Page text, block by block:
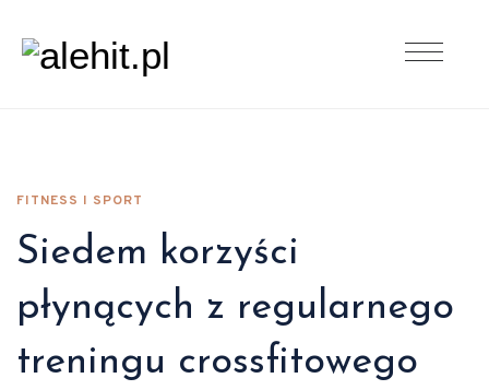
FITNESS I SPORT
Siedem korzyści
płynących z regularnego
treningu crossfitowego